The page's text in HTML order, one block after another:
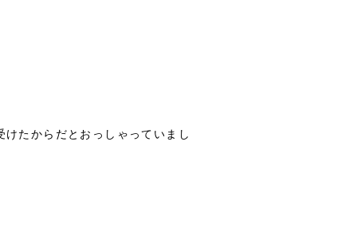
たからだとおっしゃっていまし